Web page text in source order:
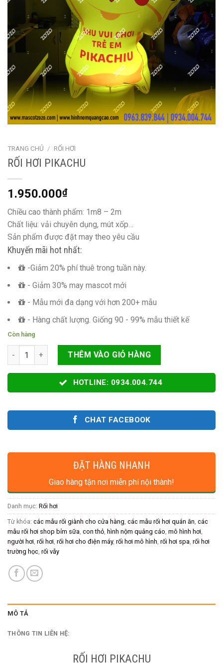
TRANG CHỦ / RỐI HƠI
RỐI HƠI PIKACHU
1.950.000₫
Chiều cao thành phẩm: 1m8 – 2m
Chất liệu: vải chuyên dụng, mút xốp…
Sản phẩm được đặt may theo yêu cầu
Khuyến mãi hot nhất:
-Giảm 20% phí thuê trong tuần này.
- Giảm 30% may mascot mới
- Mẫu mới đa dạng với hơn 200+ mẫu
- Hàng chất lượng. Giống 90 - 99% mẫu thiết kế
Còn hàng
RỐI HƠI PIKACHU số lượngTHÊM VÀO GIỎ HÀNG
HOTLINE: 0934.004.744
CHAT FACEBOOK
ĐẶT HÀNG NHANH
Giao hàng tận nơi miễn phí nội thành!
Danh mục: Rối hơi
Từ khóa: các mẫu rối giành cho cửa hàng các mẫu rối hơi quán ăn các
mẫu rối hơi shop bỉm sữa con thỏ hình nộm quảng cáo mô hình hơi
người hơi rối hơi rối hơi cho điện máy, rối hơi mô hình rối hơi spa rối hơi
trường học rối vẫy
MÔ TẢ
THÔNG TIN LIÊN HỆ:
RỐI HƠI PIKACHU